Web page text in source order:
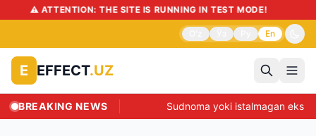
⚠️ ATTENTION: THE SITE IS RUNNING IN TEST MODE!
En
E EFFECT.UZ
BREAKING NEWS Sudnoma yoki istalmagan